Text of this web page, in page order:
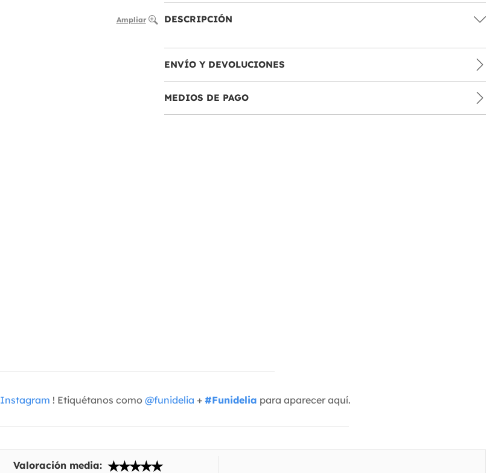
Ampliar DESCRIPCIÓN
ENVÍO Y DEVOLUCIONES
MEDIOS DE PAGO
Instagram ! Etiquétanos como @funidelia + #Funidelia para aparecer aquí.
Valoración media: